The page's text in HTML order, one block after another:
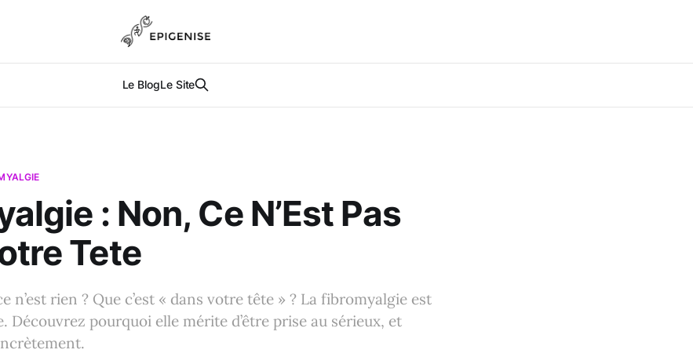
Le BlogLe Site
: Non, Ce N’Est Pas
Tete
n’est rien ? Que c’est « dans votre tête » ? La fibromyalgie est
Découvrez pourquoi elle mérite d’être prise au sérieux, et